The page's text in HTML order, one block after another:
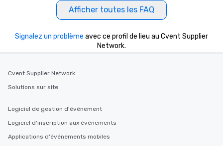
Afficher toutes les FAQ
Signalez un problème avec ce profil de lieu au Cvent Supplier
Network.
Cvent Supplier Network
Solutions sur site
Logiciel de gestion d'événement
Logiciel d'inscription aux événements
Applications d'événements mobiles